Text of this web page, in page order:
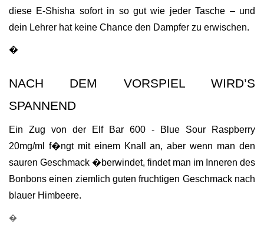
diese E-Shisha sofort in so gut wie jeder Tasche – und
dein Lehrer hat keine Chance den Dampfer zu erwischen.
�
NACH DEM VORSPIEL WIRD’S
SPANNEND
Ein Zug von der Elf Bar 600 - Blue Sour Raspberry
20mg/ml f�ngt mit einem Knall an, aber wenn man den
sauren Geschmack �berwindet, findet man im Inneren des
Bonbons einen ziemlich guten fruchtigen Geschmack nach
blauer Himbeere.
�